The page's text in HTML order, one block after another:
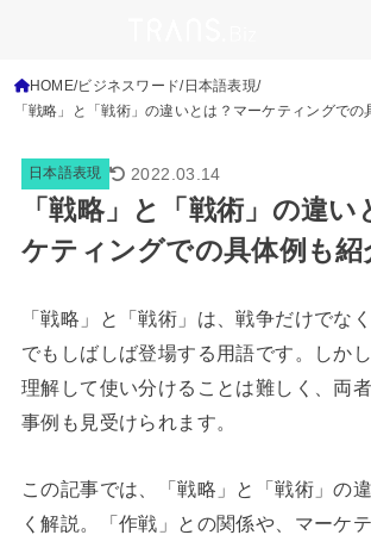
HOME ビジネスワード 日本語表現
「戦略」と「戦術」の違いとは？マーケティングでの
日本語表現 2022.03.14
「戦略」と「戦術」の違い
ケティングでの具体例も紹
「戦略」と「戦術」は、戦争だけでな
でもしばしば登場する用語です。しか
理解して使い分けることは難しく、両
事例も見受けられます。
この記事では、「戦略」と「戦術」の
く解説。「作戦」との関係や、マーケ